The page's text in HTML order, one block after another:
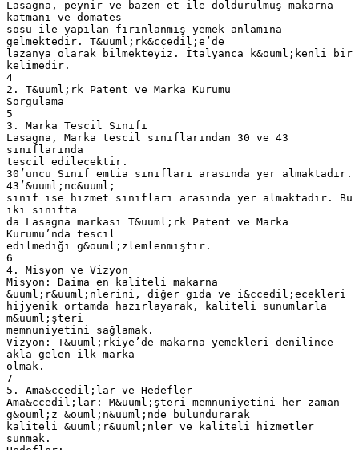
Lasagna, peynir ve bazen et ile doldurulmuş makarna
katmanı ve domates
sosu ile yapılan fırınlanmış yemek anlamına
gelmektedir. T&uuml;rk&ccedil;e’de
lazanya olarak bilmekteyiz. İtalyanca k&ouml;kenli bir
kelimedir.
4
2. T&uuml;rk Patent ve Marka Kurumu
Sorgulama
5
3. Marka Tescil Sınıfı
Lasagna, Marka tescil sınıflarından 30 ve 43
sınıflarında
tescil edilecektir.
30’uncu Sınıf emtia sınıfları arasında yer almaktadır.
43’&uuml;nc&uuml;
sınıf ise hizmet sınıfları arasında yer almaktadır. Bu
iki sınıfta
da Lasagna markası T&uuml;rk Patent ve Marka
Kurumu’nda tescil
edilmediği g&ouml;zlemlenmiştir.
6
4. Misyon ve Vizyon
Misyon: Daima en kaliteli makarna
&uuml;r&uuml;nlerini, diğer gıda ve i&ccedil;ecekleri
hijyenik ortamda hazırlayarak, kaliteli sunumlarla
m&uuml;şteri
memnuniyetini sağlamak.
Vizyon: T&uuml;rkiye’de makarna yemekleri denilince
akla gelen ilk marka
olmak.
7
5. Ama&ccedil;lar ve Hedefler
Ama&ccedil;lar: M&uuml;şteri memnuniyetini her zaman
g&ouml;z &ouml;n&uuml;nde bulundurarak
kaliteli &uuml;r&uuml;nler ve kaliteli hizmetler
sunmak.